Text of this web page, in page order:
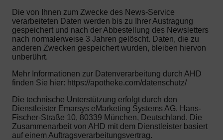
Die von Ihnen zum Zwecke des News-Service
verarbeiteten Daten werden bis zu Ihrer Austragung
gespeichert und nach der Abbestellung des Newsletters
nach normalerweise 3 Jahren gelöscht. Daten, die zu
anderen Zwecken gespeichert wurden, bleiben hiervon
unberührt.
Mehr Informationen zur Datenverarbeitung durch AHD
finden Sie hier: https://apotheke.com/datenschutz/
Die technische Unterstützung erfolgt durch den
Dienstleister Emarsys eMarketing Systems AG, Hans-
Fischer-Straße 10, 80339 München, Deutschland. Die
Zusammenarbeit von AHD mit dem Dienstleister basiert
auf einem Auftragsverarbeitungsvertrag.